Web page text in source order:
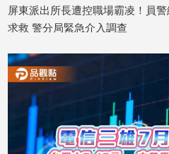
建
室
內
設
計
旅
遊/
美
屏東派出所長遭控職場霸凌！員警
求救 警分局緊急介入調查